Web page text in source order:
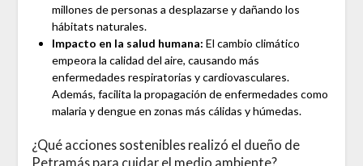
millones de personas a desplazarse y dañando los
hábitats naturales.
Impacto en la salud humana: El cambio climático
empeora la calidad del aire, causando más
enfermedades respiratorias y cardiovasculares.
Además, facilita la propagación de enfermedades como
malaria y dengue en zonas más cálidas y húmedas.
¿Qué acciones sostenibles realizó el dueño de
Petramás para cuidar el medio ambiente?